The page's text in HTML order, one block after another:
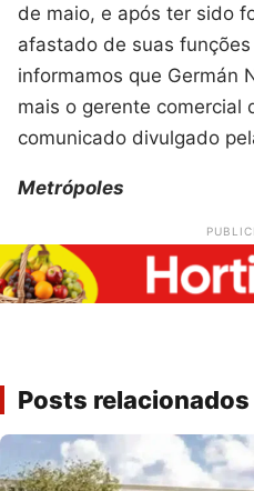
de maio, e após ter sido
afastado de suas
informamos que Germán
mais o gerente comercial
comunicado divulgado
Metrópoles
Posts relacionados